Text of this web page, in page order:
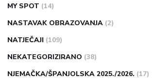
MY SPOT (14)
NASTAVAK OBRAZOVANJA (2)
NATJEČAJI (109)
NEKATEGORIZIRANO (38)
NJEMAČKA/ŠPANJOLSKA 2025./2026. (17)